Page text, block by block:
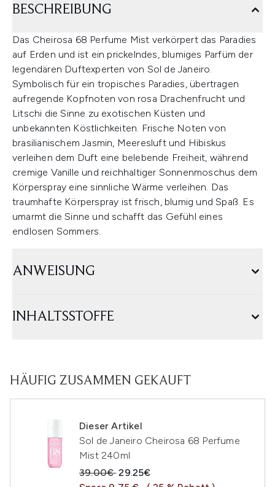
BESCHREIBUNG
Das Cheirosa 68 Perfume Mist verkörpert das Paradies
auf Erden und ist ein prickelndes, blumiges Parfüm der
legendären Duftexperten von Sol de Janeiro.
Symbolisch für ein tropisches Paradies, übertragen
aufregende Kopfnoten von rosa Drachenfrucht und
Litschi die Sinne zu exotischen Küsten und
unbekannten Köstlichkeiten. Frische Noten von
brasilianischem Jasmin, Meeresluft und Hibiskus
verleihen dem Duft eine belebende Freiheit, während
cremige Vanille und reichhaltiger Sonnenmoschus dem
Körperspray eine sinnliche Wärme verleihen. Das
traumhafte Körperspray ist frisch, blumig und Spaß. Es
umarmt die Sinne und schafft das Gefühl eines
endlosen Sommers.
ANWEISUNG
INHALTSSTOFFE
HÄUFIG ZUSAMMEN GEKAUFT
Dieser Artikel
Sol de Janeiro Cheirosa 68 Perfume
Mist 240ml
Unverbindliche Preisempfehlung:
39.00€Aktueller Preis:
29.25€